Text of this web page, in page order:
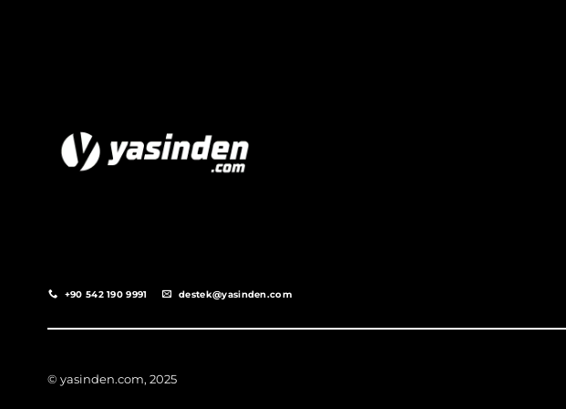
+90 542 190 9991 destek@yasinden.com
© yasinden.com, 2025